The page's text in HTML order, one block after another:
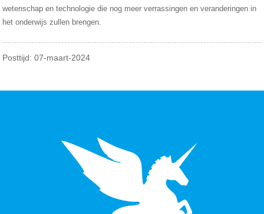
wetenschap en technologie die nog meer verrassingen en veranderingen in
het onderwijs zullen brengen.
Posttijd: 07-maart-2024